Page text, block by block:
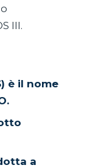
III.
è il nome
a